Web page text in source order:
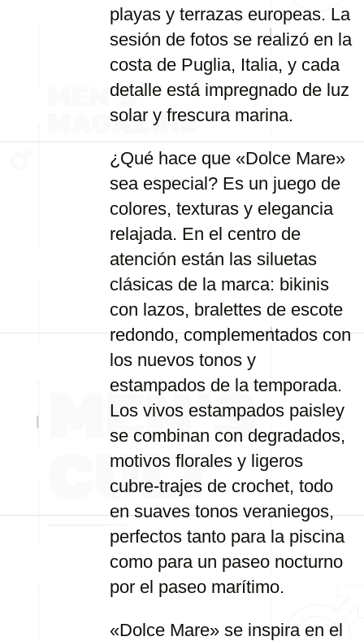
playas y terrazas europeas. La
sesión de fotos se realizó en la
costa de Puglia, Italia, y cada
detalle está impregnado de luz
solar y frescura marina.
¿Qué hace que «Dolce Mare»
sea especial? Es un juego de
colores, texturas y elegancia
relajada. En el centro de
atención están las siluetas
clásicas de la marca: bikinis
con lazos, bralettes de escote
redondo, complementados con
los nuevos tonos y
estampados de la temporada.
Los vivos estampados paisley
se combinan con degradados,
motivos florales y ligeros
cubre-trajes de crochet, todo
en suaves tonos veraniegos,
perfectos tanto para la piscina
como para un paseo nocturno
por el paseo marítimo.
«Dolce Mare» se inspira en el